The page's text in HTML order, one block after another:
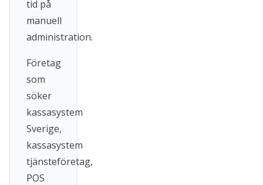
tid på
manuell
administration.
Företag
som
söker
kassasystem
Sverige,
kassasystem
tjänsteföretag,
POS